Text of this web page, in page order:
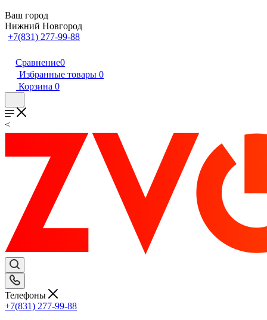
Ваш город
Нижний Новгород
+7(831) 277-99-88
Сравнение0
Избранные товары 0
Корзина 0
<
Телефоны
+7(831) 277-99-88